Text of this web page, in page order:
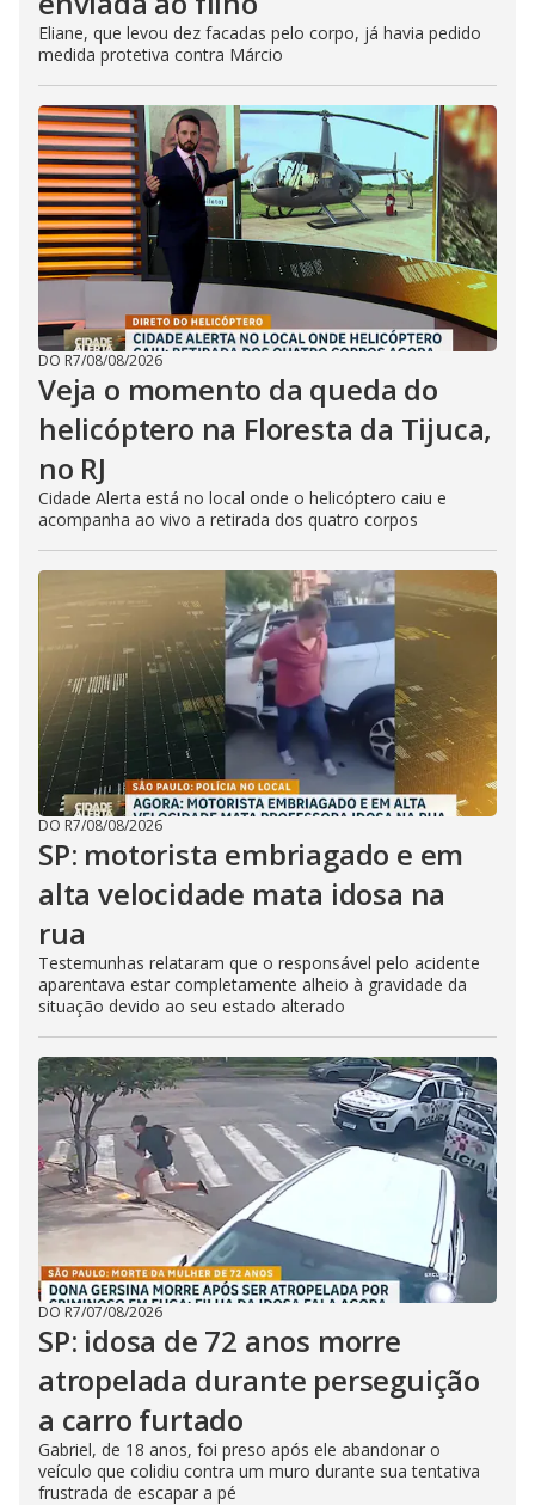
Eliane, que levou dez facadas pelo corpo, já havia pedido
medida protetiva contra Márcio
DO R7/08/08/2026
Veja o momento da queda do
helicóptero na Floresta da Tijuca,
no RJ
Cidade Alerta está no local onde o helicóptero caiu e
acompanha ao vivo a retirada dos quatro corpos
DO R7/08/08/2026
SP: motorista embriagado e em
alta velocidade mata idosa na
rua
Testemunhas relataram que o responsável pelo acidente
aparentava estar completamente alheio à gravidade da
situação devido ao seu estado alterado
DO R7/07/08/2026
SP: idosa de 72 anos morre
atropelada durante perseguição
a carro furtado
Gabriel, de 18 anos, foi preso após ele abandonar o
veículo que colidiu contra um muro durante sua tentativa
frustrada de escapar a pé